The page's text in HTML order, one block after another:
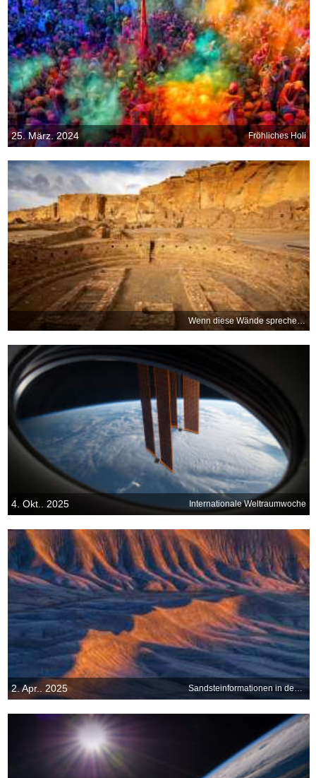
25. März. 2024 Fröhliches Holi
Wenn diese Wände sprechen könnten...
4. Okt.. 2025 Internationale Weltraumwoche
2. Apr.. 2025 Sandsteinformationen in den Badlands bei Caineville, Utah, USA